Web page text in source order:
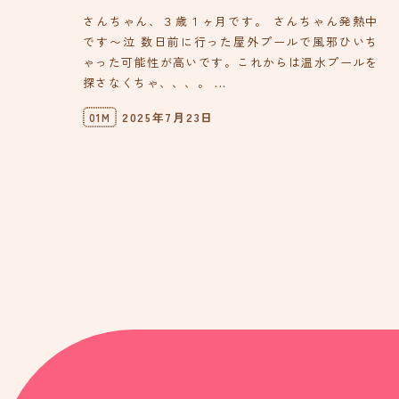
さんちゃん、３歳１ヶ月です。 さんちゃん発熱中
です〜泣 数日前に行った屋外プールで風邪ひいち
ゃった可能性が高いです。これからは温水プールを
探さなくちゃ、、、。 ...
2025年7月23日
01M